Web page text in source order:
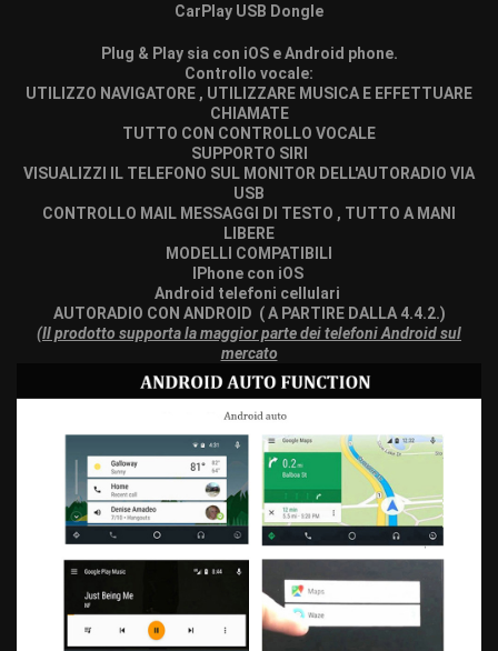
CarPlay USB Dongle
Plug & Play sia con iOS e Android phone.
Controllo vocale:
UTILIZZO NAVIGATORE , UTILIZZARE MUSICA E EFFETTUARE
CHIAMATE
TUTTO CON CONTROLLO VOCALE
SUPPORTO SIRI
VISUALIZZI IL TELEFONO SUL MONITOR DELL'AUTORADIO VIA
USB
CONTROLLO MAIL MESSAGGI DI TESTO , TUTTO A MANI
LIBERE
MODELLI COMPATIBILI
IPhone con iOS
Android telefoni cellulari
AUTORADIO CON ANDROID ( A PARTIRE DALLA 4.4.2.)
(Il prodotto supporta la maggior parte dei telefoni Android sul
mercato